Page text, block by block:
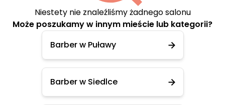
Niestety nie znaleźliśmy żadnego salonu
Może poszukamy w innym mieście lub kategorii?
Barber w Puławy
Barber w Siedlce